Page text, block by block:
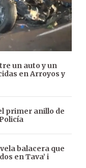
un auto y un
en Arroyos y
primer anillo de
balacera que
en Tava’ i